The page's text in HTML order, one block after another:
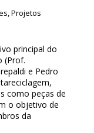
,Projetos
principal do
(Prof.
e Pedro
como peças de
o objetivo de
da